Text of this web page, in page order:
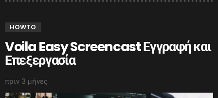
HOWTO
Voila Easy Screencast Εγγραφή και
Επεξεργασία
πριν 3 μήνες